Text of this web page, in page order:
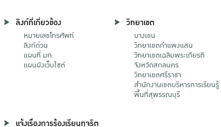
ลิงก์ที่เกี่ยวข้อง
หมายเลขโทรศัพท์
ลิงก์ด่วน
แผนที่ มก.
แผนผังเว็บไซต์
วิทยาเขต
บางเขน
วิทยาเขตกําแพงแสน
วิทยาเขตเฉลิมพระเกียรติ
จังหวัดสกลนคร
วิทยาเขตศรีราชา
สำนักงานเขตบริหารการเรียนรู้
พื้นที่สุพรรณบุรี
แจ้งเรื่องการร้องเรียนทุจริต